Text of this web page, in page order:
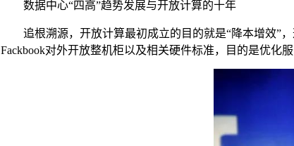
数据中心“四高”趋势发展与开放计算的十年
追根溯源，开放计算最初成立的目的就是“降本增效”，
Fackbook对外开放整机柜以及相关硬件标准，目的是优化